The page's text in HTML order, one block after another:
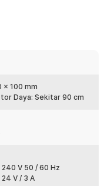
jenis kutek kuku,
harus cukup
150 W sehingga
tidak akan merusak
dapat menghemat
setelah mendeteksi
x 100 mm
Daya: Sekitar 90 cm
V 50 / 60 Hz
V / 3 A